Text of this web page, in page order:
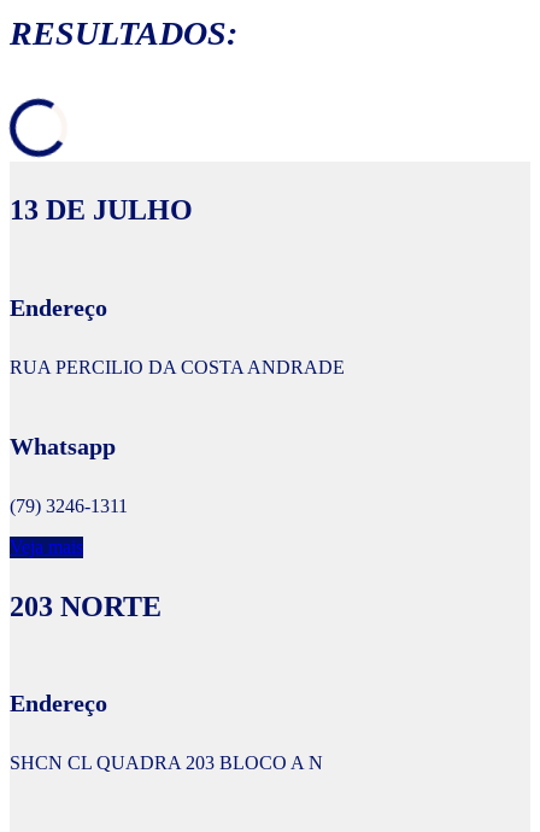
RESULTADOS:
13 DE JULHO
Endereço
RUA PERCILIO DA COSTA ANDRADE
Whatsapp
(79) 3246-1311
Veja mais
203 NORTE
Endereço
SHCN CL QUADRA 203 BLOCO A N